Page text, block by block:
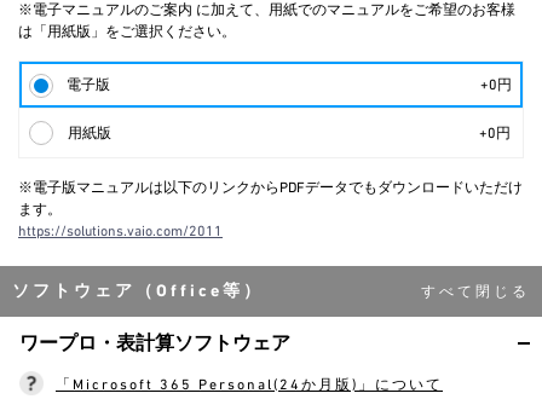
※電子マニュアルのご案内 に加えて、用紙でのマニュアルをご希望のお客様
は「用紙版」をご選択ください。
電子版 +0円
用紙版 +0円
※電子版マニュアルは以下のリンクからPDFデータでもダウンロードいただけ
ます。
https://solutions.vaio.com/2011
ソフトウェア（Office等）
ワープロ・表計算ソフトウェア
「Microsoft 365 Personal(24か月版)」について